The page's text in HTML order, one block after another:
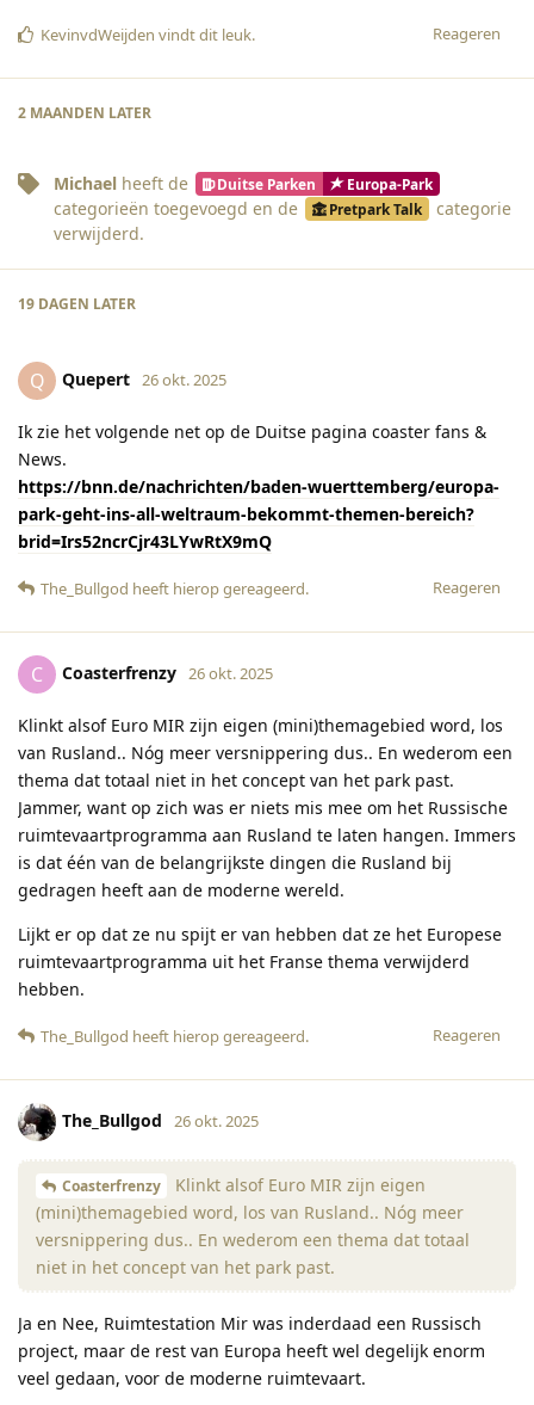
Reageren
KevinvdWeijden vindt dit leuk.
2 MAANDEN LATER
Michael heeft de Duitse Parken Europa-Park
categorieën toegevoegd en de Pretpark Talk
categorie
verwijderd.
19 DAGEN LATER
Q Quepert 26 okt. 2025
Ik zie het volgende net op de Duitse pagina coaster fans &
News.
https://bnn.de/nachrichten/baden-wuerttemberg/europa-
park-geht-ins-all-weltraum-bekommt-themen-bereich?
brid=Irs52ncrCjr43LYwRtX9mQ
Reageren
The_Bullgod heeft hierop gereageerd.
C Coasterfrenzy 26 okt. 2025
Klinkt alsof Euro MIR zijn eigen (mini)themagebied word, los
van Rusland.. Nóg meer versnippering dus.. En wederom een
thema dat totaal niet in het concept van het park past.
Jammer, want op zich was er niets mis mee om het Russische
ruimtevaartprogramma aan Rusland te laten hangen. Immers
is dat één van de belangrijkste dingen die Rusland bij
gedragen heeft aan de moderne wereld.
Lijkt er op dat ze nu spijt er van hebben dat ze het Europese
ruimtevaartprogramma uit het Franse thema verwijderd
hebben.
Reageren
The_Bullgod heeft hierop gereageerd.
The_Bullgod 26 okt. 2025
Coasterfrenzy
Klinkt alsof Euro MIR zijn eigen
(mini)themagebied word, los van Rusland.. Nóg meer
versnippering dus.. En wederom een thema dat totaal
niet in het concept van het park past.
Ja en Nee, Ruimtestation Mir was inderdaad een Russisch
project, maar de rest van Europa heeft wel degelijk enorm
veel gedaan, voor de moderne ruimtevaart.